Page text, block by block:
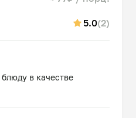
5.0(2)
в качестве